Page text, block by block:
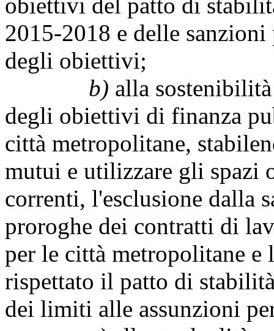
2015-2018 e delle
degli obiettivi;
b) alla
degli obiettivi di finanza
città metropolitane,
mutui e utilizzare gli spazi
correnti, l'esclusione dalla
proroghe dei contratti di
per le città metropolitane e
rispettato il patto di
dei limiti alle assunzioni